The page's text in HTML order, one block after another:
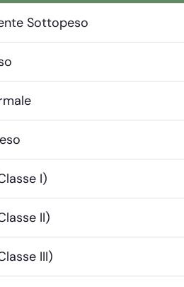
Sottopeso
I)
II)
III)